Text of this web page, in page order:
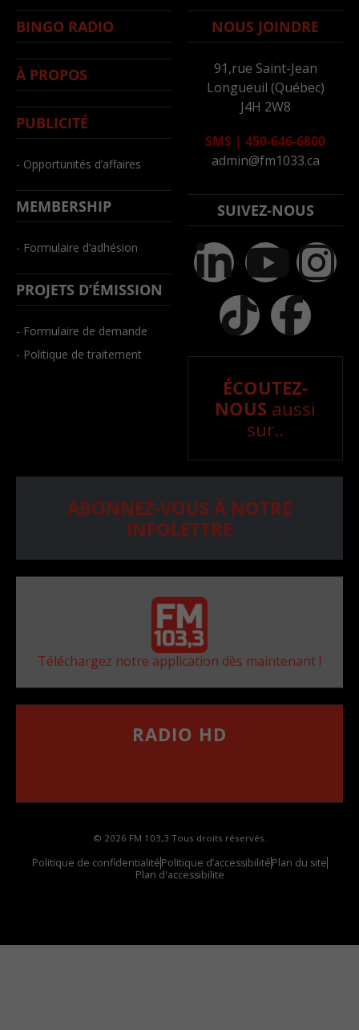
BINGO RADIO
À PROPOS
PUBLICITÉ
- Opportunités d’affaires
MEMBERSHIP
- Formulaire d’adhésion
PROJETS D’ÉMISSION
- Formulaire de demande
- Politique de traitement
NOUS JOINDRE
91,rue Saint-Jean
Longueuil (Québec)
J4H 2W8
SMS | 450-646-6800
admin@fm1033.ca
SUIVEZ-NOUS
ÉCOUTEZ-
NOUS aussi
sur..
ABONNEZ-VOUS À NOTRE
INFOLETTRE
Téléchargez notre application dès maintenant !
RADIO HD
© 2026 FM 103,3 Tous droits réservés.
Politique de confidentialitéPolitique d’accessibilitéPlan du site
Plan d'accessibilite